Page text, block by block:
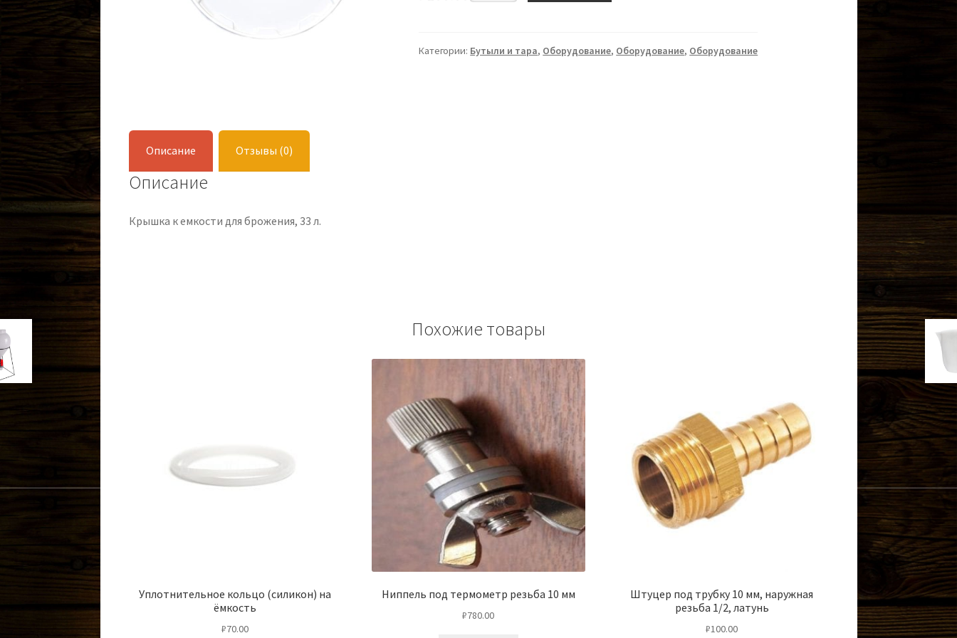
Beer
Категории: Бутыли и тара, Оборудование, Оборудование, Оборудование
Описание Отзывы (0)
Описание
Крышка к емкости для брожения, 33 л.
Похожие товары
Уплотнительное кольцо (силикон) на
ёмкость
₽70.00
Ниппель под термометр резьба 10 мм
₽780.00
Штуцер под трубку 10 мм, наружная
резьба 1/2, латунь
₽100.00